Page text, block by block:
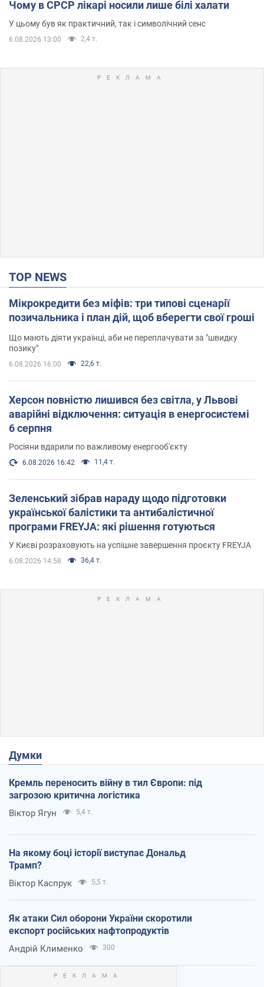
Чому в СРСР лікарі носили лише білі халати
У цьому був як практичний, так і символічний сенс
6.08.2026 13:00 2,4 т.
TOP NEWS
Мікрокредити без міфів: три типові сценарії
позичальника і план дій, щоб вберегти свої гроші
Що мають діяти українці, аби не переплачувати за "швидку
позику"
6.08.2026 16:00 22,6 т.
Херсон повністю лишився без світла, у Львові
аварійні відключення: ситуація в енергосистемі
6 серпня
Росіяни вдарили по важливому енергооб'єкту
6.08.2026 16:42 11,4 т.
Зеленський зібрав нараду щодо підготовки
української балістики та антибалістичної
програми FREYJA: які рішення готуються
У Києві розраховують на успішне завершення проєкту FREYJA
6.08.2026 14:58 36,4 т.
Думки
Кремль переносить війну в тил Європи: під
загрозою критична логістика
Віктор Ягун 5,4 т.
На якому боці історії виступає Дональд
Трамп?
Віктор Каспрук 5,5 т.
Як атаки Сил оборони України скоротили
експорт російських нафтопродуктів
Андрій Клименко 300